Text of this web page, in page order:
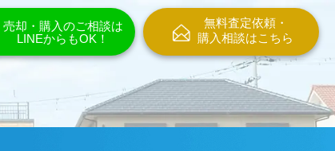
売却・購入のご相談は
LINEからもOK！
無料査定依頼・
購入相談はこちら